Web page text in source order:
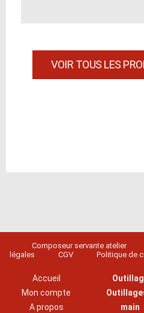
VOIR TOUS LES
Composeur servante atelier
légales
CGV Politique de
Accueil
Mon compte
A propos
main